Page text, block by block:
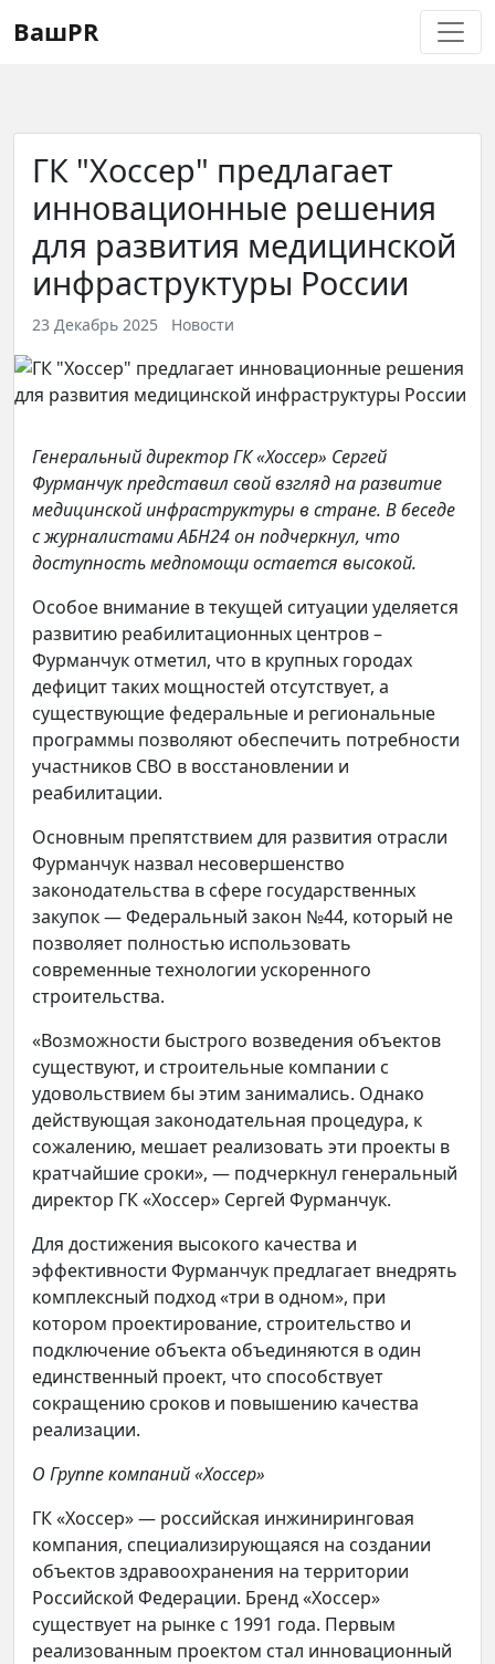
Регистрация
ВашPR
ГК "Хоссер" предлагает
инновационные решения
для развития медицинской
инфраструктуры России
23 Декабрь 2025 Новости
Генеральный директор ГК «Хоссер» Сергей
Фурманчук представил свой взгляд на развитие
медицинской инфраструктуры в стране. В беседе
с журналистами АБН24 он подчеркнул, что
доступность медпомощи остается высокой.
Особое внимание в текущей ситуации уделяется
развитию реабилитационных центров –
Фурманчук отметил, что в крупных городах
дефицит таких мощностей отсутствует, а
существующие федеральные и региональные
программы позволяют обеспечить потребности
участников СВО в восстановлении и
реабилитации.
Основным препятствием для развития отрасли
Фурманчук назвал несовершенство
законодательства в сфере государственных
закупок — Федеральный закон №44, который не
позволяет полностью использовать
современные технологии ускоренного
строительства.
«Возможности быстрого возведения объектов
существуют, и строительные компании с
удовольствием бы этим занимались. Однако
действующая законодательная процедура, к
сожалению, мешает реализовать эти проекты в
кратчайшие сроки», — подчеркнул генеральный
директор ГК «Хоссер» Сергей Фурманчук.
Для достижения высокого качества и
эффективности Фурманчук предлагает внедрять
комплексный подход «три в одном», при
котором проектирование, строительство и
подключение объекта объединяются в один
единственный проект, что способствует
сокращению сроков и повышению качества
реализации.
О Группе компаний «Хоссер»
ГК «Хоссер» — российская инжиниринговая
компания, специализирующаяся на создании
объектов здравоохранения на территории
Российской Федерации. Бренд «Хоссер»
существует на рынке с 1991 года. Первым
реализованным проектом стал инновационный